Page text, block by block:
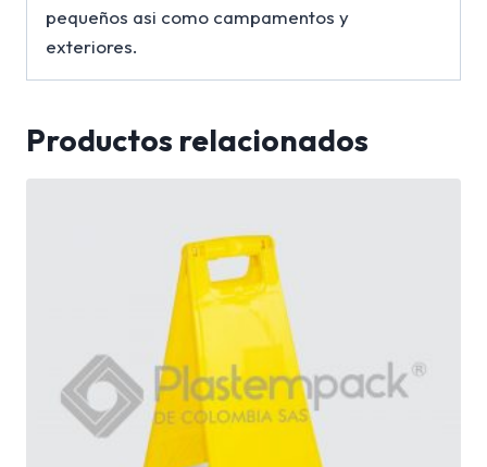
pequeños asi como campamentos y
exteriores.
Productos relacionados